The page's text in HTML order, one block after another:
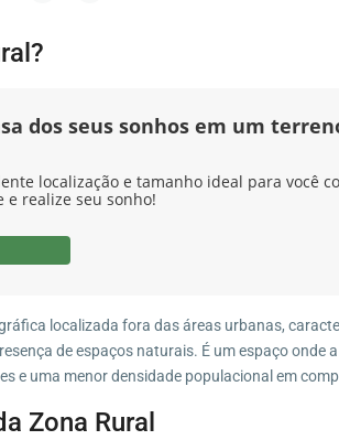
dos seus sonhos em um
localização e tamanho ideal para você
e realize seu sonho!
localizada fora das áreas urbanas,
de espaços naturais. É um espaço onde
e uma menor densidade populacional em
Zona Rural